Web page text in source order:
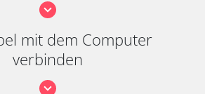
mit dem Computer
verbinden